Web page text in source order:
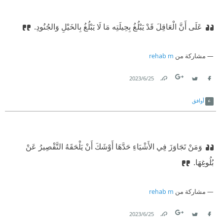
عَلَى أَنَّ الْعَاقِلَ قَدْ يَبْلُغُ بِحِيلَتِه مَا لَا يَبْلُغُ بِالخَيْلِ وَالجُنُودِ.
مشاركة من rehab m
25‏/6‏/2023
أوافق
وَمَنْ تَجَاوَزَ فِي الأَشْيَاءِ حَدَّهَا أَوْشَكَ أَنْ يَلْحَقَهُ التَّقْصِيرُ عَنْ
بُلُوغِهَا.
مشاركة من rehab m
25‏/6‏/2023